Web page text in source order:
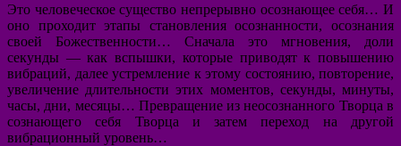
Это человеческое существо непрерывно осознающее себя… И
оно проходит этапы становления осознанности, осознания
своей Божественности… Сначала это мгновения, доли
секунды — как вспышки, которые приводят к повышению
вибраций, далее устремление к этому состоянию, повторение,
увеличение длительности этих моментов, секунды, минуты,
часы, дни, месяцы… Превращение из неосознанного Творца в
сознающего себя Творца и затем переход на другой
вибрационный уровень…